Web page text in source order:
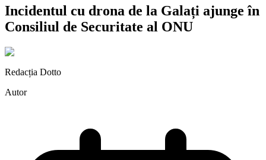
Incidentul cu drona de la Galați ajunge în
Consiliul de Securitate al ONU
Redacția Dotto
Autor